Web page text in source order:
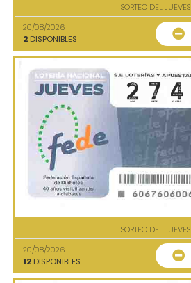
SORTEO DEL JUEVES
20/08/2026
2 DISPONIBLES
SORTEO DEL JUEVES
20/08/2026
12 DISPONIBLES